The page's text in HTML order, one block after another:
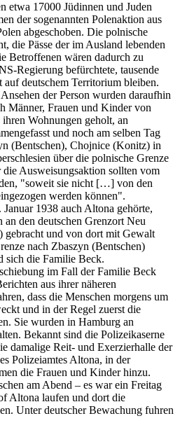
etwa 17000 Jüdinnen und Juden
der sogenannten Polenaktion aus
abgeschoben. Die polnische
die Pässe der im Ausland lebenden
Betroffenen wären dadurch zu
Regierung befürchtete, tausende
deutschem Territorium bleiben.
der Person wurden daraufhin
Männer, Frauen und Kinder von
Wohnungen geholt, an
und noch am selben Tag
(Bentschen), Chojnice (Konitz) in
über die polnische Grenze
Ausweisungsaktion sollten vom
"soweit sie nicht […] von den
werden können".
1938 auch Altona gehörte,
den deutschen Grenzort Neu
gebracht und von dort mit Gewalt
nach Zbaszyn (Bentschen)
sich die Familie Beck.
im Fall der Familie Beck
aus ihrer näheren
dass die Menschen morgens um
und in der Regel zuerst die
Sie wurden in Hamburg an
Bekannt sind die Polizeikaserne
damalige Reit- und Exerzierhalle der
Polizeiamtes Altona, in der
die Frauen und Kinder hinzu.
am Abend – es war ein Freitag
Altona laufen und dort die
Unter deutscher Bewachung fuhren